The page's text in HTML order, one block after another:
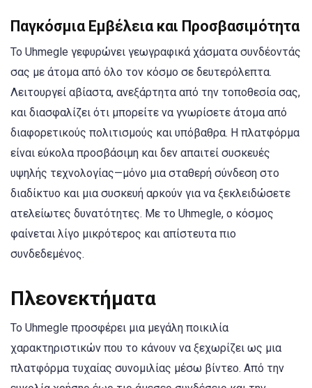
Παγκόσμια Εμβέλεια και Προσβασιμότητα
Το Uhmegle γεφυρώνει γεωγραφικά χάσματα συνδέοντάς
σας με άτομα από όλο τον κόσμο σε δευτερόλεπτα.
Λειτουργεί αβίαστα, ανεξάρτητα από την τοποθεσία σας,
και διασφαλίζει ότι μπορείτε να γνωρίσετε άτομα από
διαφορετικούς πολιτισμούς και υπόβαθρα. Η πλατφόρμα
είναι εύκολα προσβάσιμη και δεν απαιτεί συσκευές
υψηλής τεχνολογίας—μόνο μια σταθερή σύνδεση στο
διαδίκτυο και μια συσκευή αρκούν για να ξεκλειδώσετε
ατελείωτες δυνατότητες. Με το Uhmegle, ο κόσμος
φαίνεται λίγο μικρότερος και απίστευτα πιο
συνδεδεμένος.
Πλεονεκτήματα
Το Uhmegle προσφέρει μια μεγάλη ποικιλία
χαρακτηριστικών που το κάνουν να ξεχωρίζει ως μια
πλατφόρμα τυχαίας συνομιλίας μέσω βίντεο. Από την